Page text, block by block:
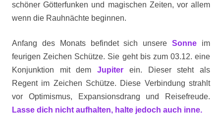
schöner Götterfunken und magischen Zeiten, vor allem
wenn die Rauhnächte beginnen.
Anfang des Monats befindet sich unsereSonne im
feurigen Zeichen Schütze. Sie geht bis zum 03.12. eine
Konjunktion mit demJupiter ein. Dieser steht als
Regent im Zeichen Schütze. Diese Verbindung strahlt
vor Optimismus, Expansionsdrang und Reisefreude.
Lasse dich nicht aufhalten, halte jedoch auch inne.